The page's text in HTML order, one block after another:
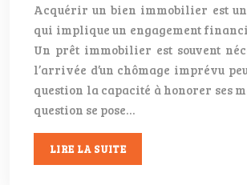
Acquérir un bien immobilier est
qui implique un engagement
Un prêt immobilier est souvent
l’arrivée d’un chômage imprévu
question la capacité à honorer ses
question se pose…
LIRE LA SUITE